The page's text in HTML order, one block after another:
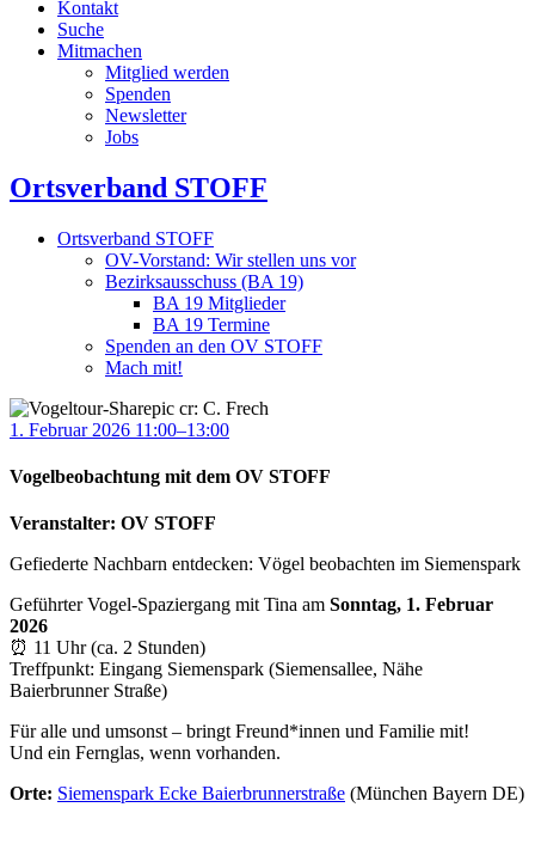
Kontakt
Suche
Mitmachen
Mitglied werden
Spenden
Newsletter
Jobs
Ortsverband STOFF
Ortsverband STOFF
OV-Vorstand: Wir stellen uns vor
Bezirksausschuss (BA 19)
BA 19 Mitglieder
BA 19 Termine
Spenden an den OV STOFF
Mach mit!
1. Februar 2026 11:00–13:00
Vogelbeobachtung mit dem OV STOFF
Veranstalter: OV STOFF
Gefiederte Nachbarn entdecken: Vögel beobachten im Siemenspark
Geführter Vogel-Spaziergang mit Tina am Sonntag, 1. Februar
2026
⏰ 11 Uhr (ca. 2 Stunden)
Treffpunkt: Eingang Siemenspark (Siemensallee, Nähe
Baierbrunner Straße)
Für alle und umsonst – bringt Freund*innen und Familie mit!
Und ein Fernglas, wenn vorhanden.
Orte: Siemenspark Ecke Baierbrunnerstraße (München Bayern DE)